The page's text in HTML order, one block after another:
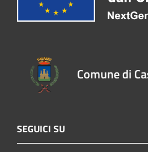
Comune di
SEGUICI SU